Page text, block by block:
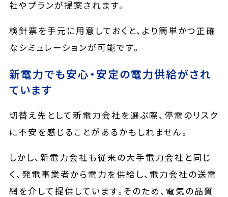
社やプランが提案されます。
検針票を手元に用意しておくと、より簡単かつ正確
なシミュレーションが可能です。
新電力でも安心・安定の電力供給がされ
ています
切替え先として新電力会社を選ぶ際、停電のリスク
に不安を感じることがあるかもしれません。
しかし、新電力会社も従来の大手電力会社と同じ
く、発電事業者から電力を供給し、電力会社の送電
網を介して提供しています。そのため、電気の品質